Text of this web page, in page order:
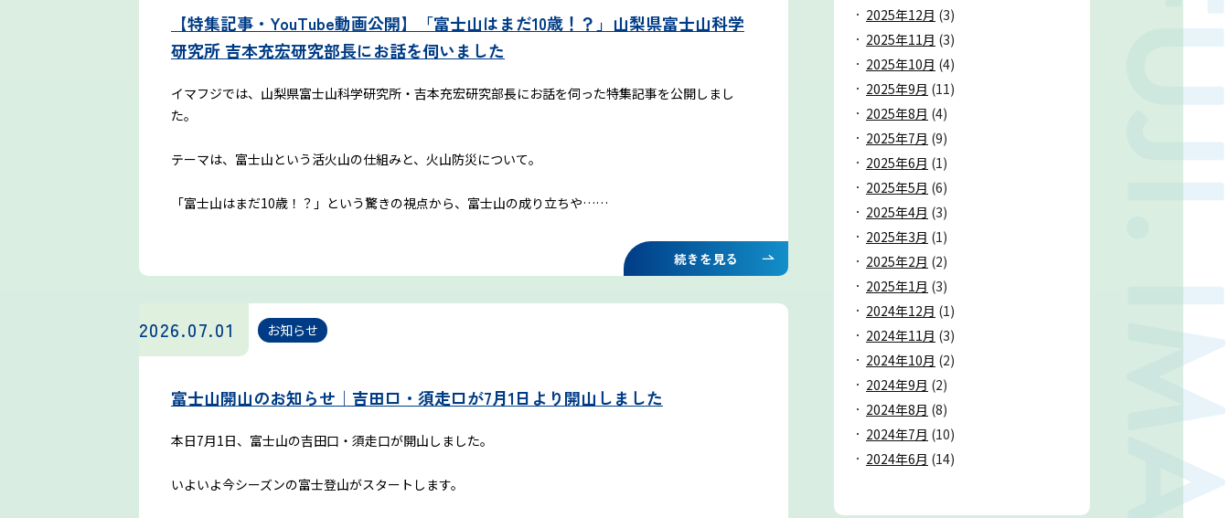
【特集記事・YouTube動画公開】「富士山はまだ10歳！？」山梨県富士山科学
研究所 吉本充宏研究部長にお話を伺いました
イマフジでは、山梨県富士山科学研究所・吉本充宏研究部長にお話を伺った特集記事を公開しまし
た。
テーマは、富士山という活火山の仕組みと、火山防災について。
「富士山はまだ10歳！？」という驚きの視点から、富士山の成り立ちや……
続きを見る
2026.07.01 お知らせ
富士山開山のお知らせ｜吉田口・須走口が7月1日より開山しました
本日7月1日、富士山の吉田口・須走口が開山しました。
いよいよ今シーズンの富士登山がスタートします。
2025年12月 (3)
2025年11月 (3)
2025年10月 (4)
2025年9月 (11)
2025年8月 (4)
2025年7月 (9)
2025年6月 (1)
2025年5月 (6)
2025年4月 (3)
2025年3月 (1)
2025年2月 (2)
2025年1月 (3)
2024年12月 (1)
2024年11月 (3)
2024年10月 (2)
2024年9月 (2)
2024年8月 (8)
2024年7月 (10)
2024年6月 (14)